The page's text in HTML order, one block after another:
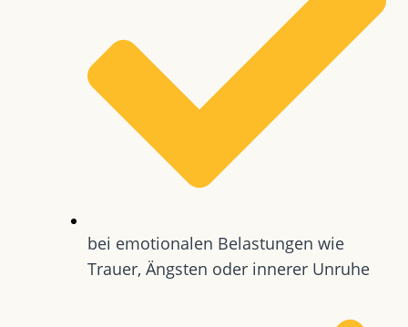
bei emotionalen Belastungen wie
Trauer, Ängsten oder innerer Unruhe